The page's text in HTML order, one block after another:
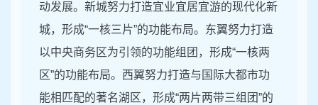
动发展。新城努力打造宜业宜居宜游的现代化新
城，形成“一核三片”的功能布局。东翼努力打造
以中央商务区为引领的功能组团，形成“一核两
区”的功能布局。西翼努力打造与国际大都市功
能相匹配的著名湖区，形成“两片两带三组团”的